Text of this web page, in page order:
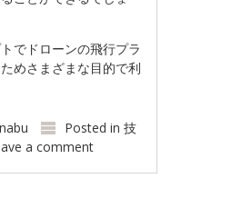
でドローンの飛行プラ
めさまざまな目的で利
Posted in技
a comment